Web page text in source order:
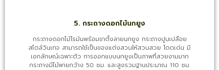
5. กระถางดอกไม้นกยูง
กระถางดอกไม้โรมันพร้อมขาตั้งลายนกยูง กระถางปูนเปลือย
สไตล์วินเทจ สามารถใช้เป็นของแต่งสวนให้สวนสวย โดดเด่น มี
เอกลักษณ์เฉพาะตัว การออกแบบนกยูงเป็นภาพที่สวยงามมาก
กระถางมีไม้พายกว้าง 50 ซม. และสูงรวมฐานประมาณ 110 ซม.